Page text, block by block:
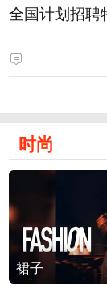
全国计划招聘
时尚
裙子